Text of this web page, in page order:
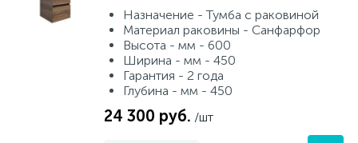
Назначение - Тумба с раковиной
Материал раковины - Санфарфор
Высота - мм - 600
Ширина - мм - 450
Гарантия - 2 года
Глубина - мм - 450
24 300 руб. /шт